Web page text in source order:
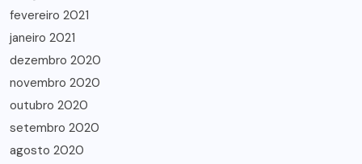
fevereiro 2021
janeiro 2021
dezembro 2020
novembro 2020
outubro 2020
setembro 2020
agosto 2020